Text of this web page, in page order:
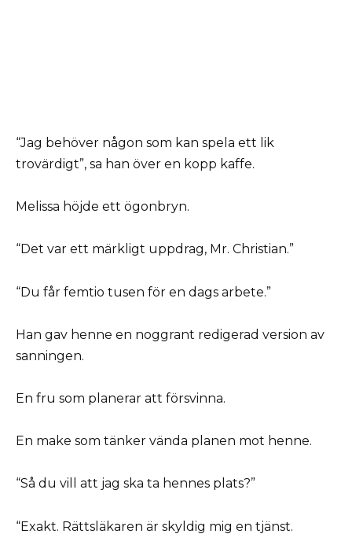
“Jag behöver någon som kan spela ett lik
trovärdigt”, sa han över en kopp kaffe.
Melissa höjde ett ögonbryn.
“Det var ett märkligt uppdrag, Mr. Christian.”
“Du får femtio tusen för en dags arbete.”
Han gav henne en noggrant redigerad version av
sanningen.
En fru som planerar att försvinna.
En make som tänker vända planen mot henne.
“Så du vill att jag ska ta hennes plats?”
“Exakt. Rättsläkaren är skyldig mig en tjänst.